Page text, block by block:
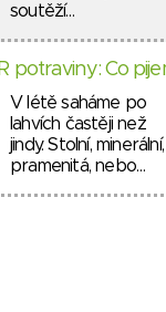
soutěží…
potraviny: Co
V létě saháme po
lahvích častěji než
jindy. Stolní, minerální,
pramenitá, nebo…